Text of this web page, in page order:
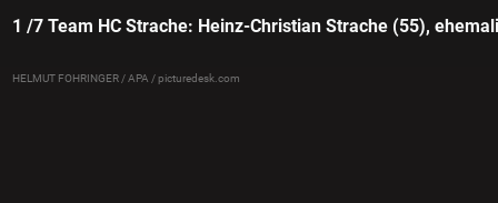
1 /7 Team HC Strache: Heinz-Christian Strache (55),
HELMUT FOHRINGER / APA / picturedesk.com